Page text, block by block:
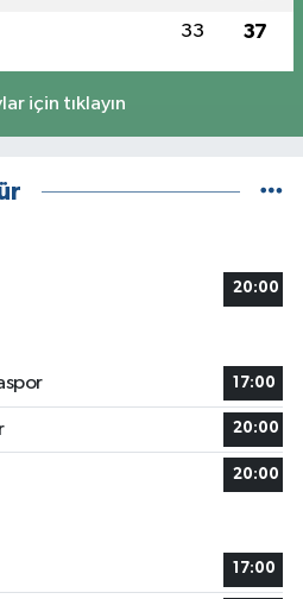
33 37
için tıklayın
20:00
17:00
20:00
20:00
17:00